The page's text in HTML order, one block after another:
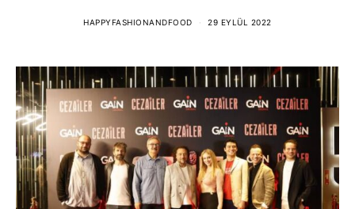
HAPPYFASHIONANDFOOD 29 EYLÜL 2022